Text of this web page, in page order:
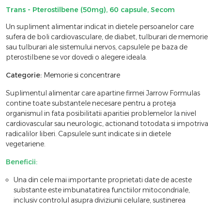
Trans - Pterostilbene (50mg), 60 capsule, Secom
Un supliment alimentar indicat in dietele persoanelor care
sufera de boli cardiovasculare, de diabet, tulburari de memorie
sau tulburari ale sistemului nervos, capsulele pe baza de
pterostilbene se vor dovedi o alegere ideala.
Categorie: Memorie si concentrare
Suplimentul alimentar care apartine firmei Jarrow Formulas
contine toate substantele necesare pentru a proteja
organismul in fata posibilitatii aparitiei problemelor la nivel
cardiovascular sau neurologic, actionand totodata si impotriva
radicalilor liberi. Capsulele sunt indicate si in dietele
vegetariene.
Beneficii:
Una din cele mai importante proprietati date de aceste
substante este imbunatatirea functiilor mitocondriale,
inclusiv controlul asupra diviziunii celulare, sustinerea